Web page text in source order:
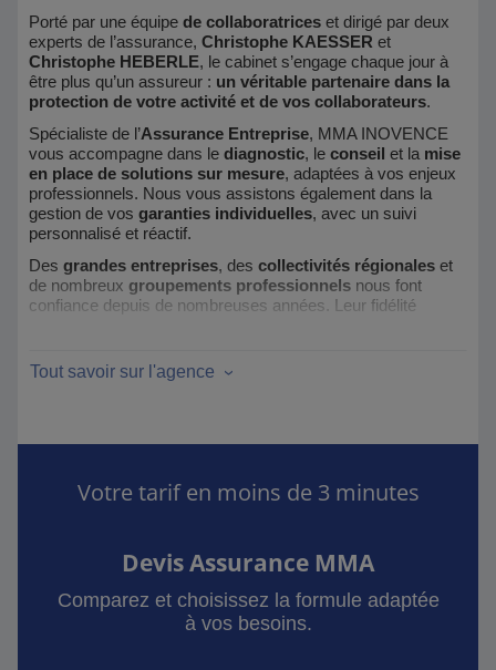
Porté par une équipe de collaboratrices et dirigé par deux
experts de l’assurance, Christophe KAESSER et
Christophe HEBERLE, le cabinet s’engage chaque jour à
être plus qu’un assureur : un véritable partenaire dans la
protection de votre activité et de vos collaborateurs.
Spécialiste de l’Assurance Entreprise, MMA INOVENCE
vous accompagne dans le diagnostic, le conseil et la mise
en place de solutions sur mesure, adaptées à vos enjeux
professionnels. Nous vous assistons également dans la
gestion de vos garanties individuelles, avec un suivi
personnalisé et réactif.
Des grandes entreprises, des collectivités régionales et
de nombreux groupements professionnels nous font
confiance depuis de nombreuses années. Leur fidélité
Tout savoir sur l'agence
Votre tarif en moins de 3 minutes
Devis Assurance MMA
Comparez et choisissez la formule adaptée
à vos besoins.